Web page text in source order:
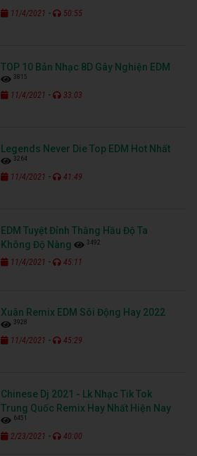
11/4/2021 - 50:55
TOP 10 Bản Nhạc 8D Gây Nghiện EDM
3815
11/4/2021 - 33:03
Legends Never Die Top EDM Hot Nhất
3264
11/4/2021 - 41:49
EDM Tuyệt Đỉnh Thằng Hầu Độ Ta
Không Độ Nàng
3492
11/4/2021 - 45:11
Xuân Remix EDM Sôi Động Hay 2022
3928
11/4/2021 - 45:29
Chinese Dj 2021 - Lk Nhạc Tik Tok
Trung Quốc Remix Hay Nhất Hiện Nay
6451
2/23/2021 - 40:00